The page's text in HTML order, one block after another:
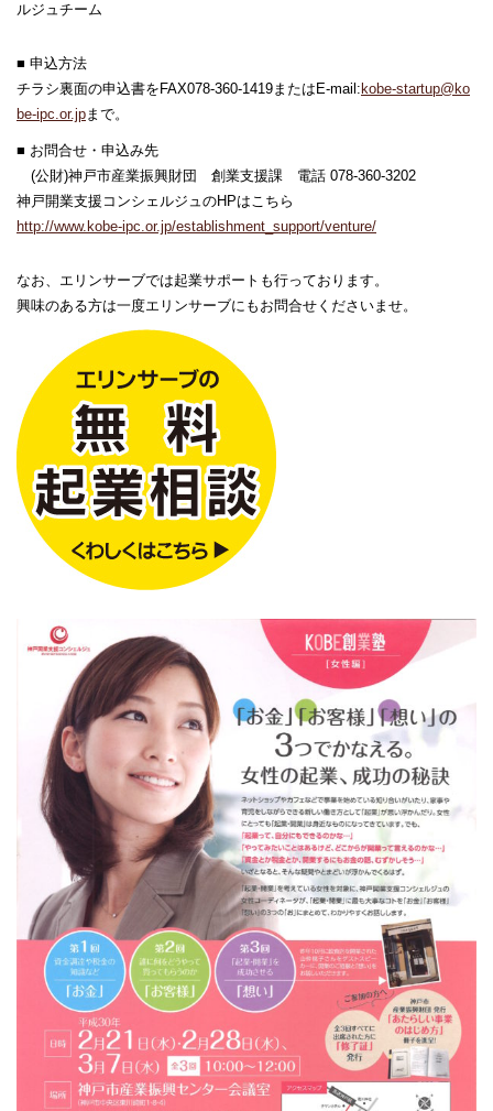
ルジュチーム
■ 申込方法
チラシ裏面の申込書をFAX078-360-1419またはE-mail: kobe-startup@ko
be-ipc.or.jpまで。
■ お問合せ・申込み先
(公財)神戸市産業振興財団 創業支援課 電話 078-360-3202
神戸開業支援コンシェルジュのHPはこちら
http://www.kobe-ipc.or.jp/establishment_support/venture/
なお、エリンサーブでは起業サポートも行っております。
興味のある方は一度エリンサーブにもお問合せくださいませ。